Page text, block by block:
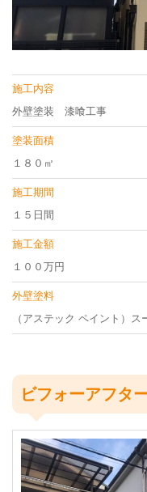
施工内容
外壁塗装 漆喰工事
塗装面積
１８０㎡
施工期間
１５日間
施工金額
１００万円
外壁塗料
（アステック ペイント）
ビフォーアフタ